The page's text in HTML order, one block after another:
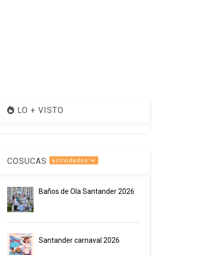
LO + VISTO
COSUCAS actividades
Baños de Ola Santander 2026
Santander carnaval 2026